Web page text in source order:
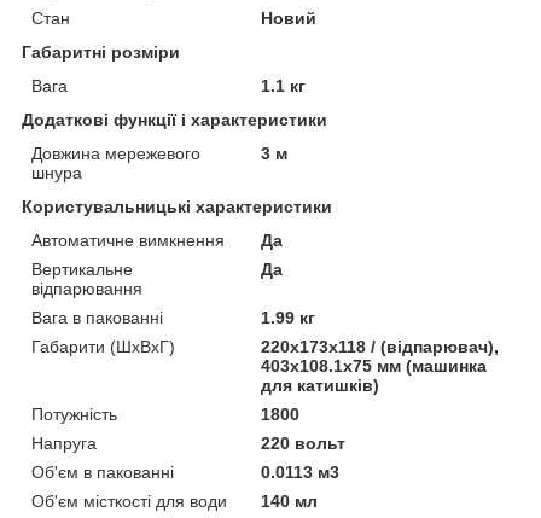
Стан
Новий
Габаритні розміри
Вага
1.1 кг
Додаткові функції і характеристики
Довжина мережевого
шнура
3 м
Користувальницькі характеристики
Автоматичне вимкнення
Да
Вертикальне
відпарювання
Да
Вага в пакованні
1.99 кг
Габарити (ШхВхГ)
220x173x118 / (відпарювач),
403x108.1x75 мм (машинка
для катишків)
Потужність
1800
Напруга
220 вольт
Об'єм в пакованні
0.0113 м3
Об'єм місткості для води
140 мл